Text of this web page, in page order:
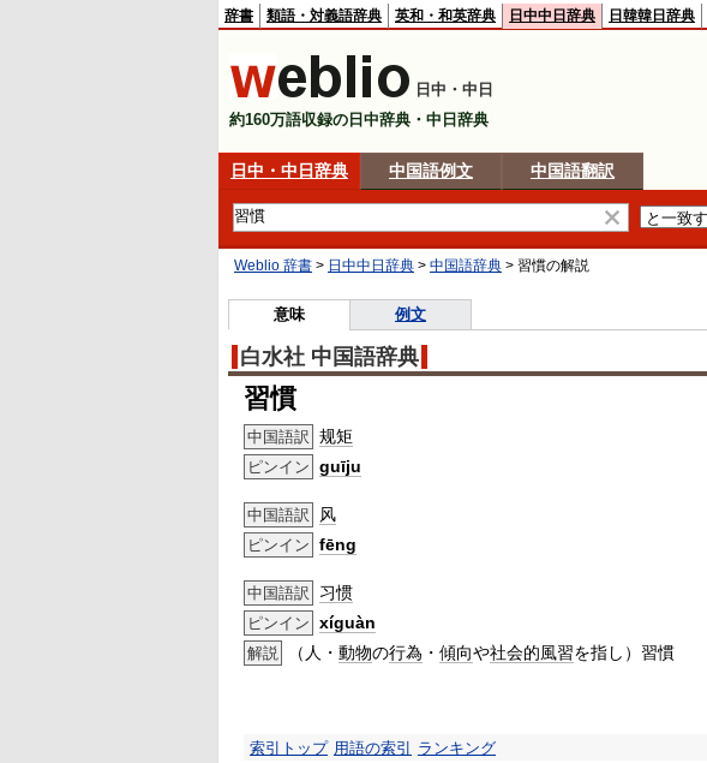
辞書 類語・対義語辞典 英和・和英辞典 日中中日辞典 日韓韓日辞典
日中・中日
約160万語収録の日中辞典・中日辞典
日中・中日辞典 中国語例文 中国語翻訳
Weblio 辞書 > 日中中日辞典 > 中国語辞典 > 習慣の解説
意味 例文
白水社 中国語辞典
習慣
中国語訳 规矩
ピンイン guīju
中国語訳 风
ピンイン fēng
中国語訳 习惯
ピンイン xíguàn
解説 （人・ 動物の行為 ・ 傾向や社会的風習を指し）習慣
索引トップ 用語の索引 ランキング